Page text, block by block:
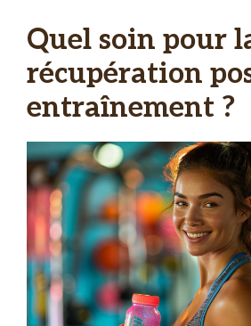
Quel soin pour
récupération
entraînement ?